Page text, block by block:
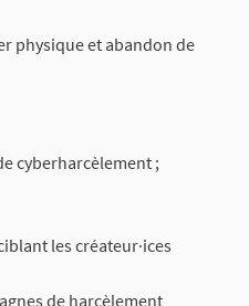
physique et abandon de
cyberharcèlement ;
les créateur·ices
de harcèlement